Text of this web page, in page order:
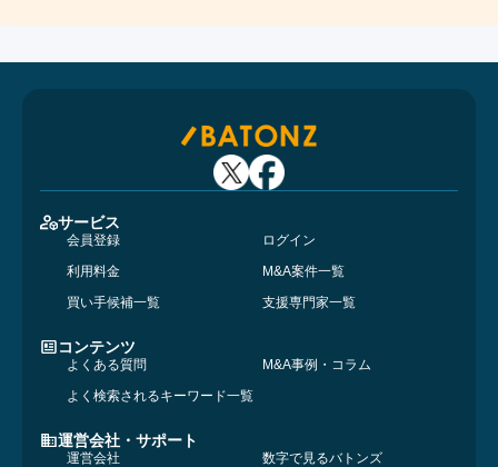
サービス
会員登録
ログイン
利用料金
M&A案件一覧
買い手候補一覧
支援専門家一覧
コンテンツ
よくある質問
M&A事例・コラム
よく検索されるキーワード一覧
運営会社・サポート
運営会社
数字で見るバトンズ